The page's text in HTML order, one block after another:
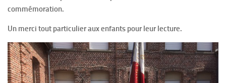
commémoration.
Un merci tout particulier aux enfants pour leur lecture.